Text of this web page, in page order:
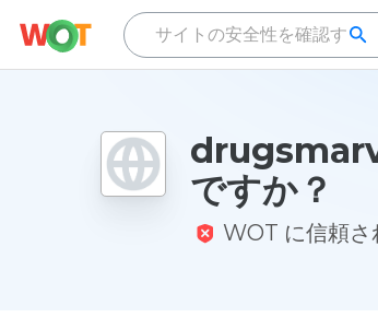
ですか？
WOT に信頼さ